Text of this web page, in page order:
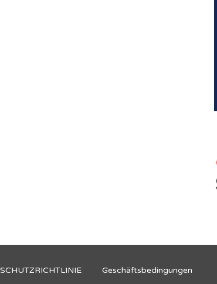
Geschäftsbedingungen